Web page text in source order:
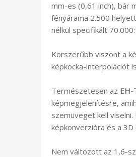
mm-es (0,61 inch), bár
fényárama 2.500
nélkül specifikált
Korszerűbb viszont a
képkocka-interpolációt
Természetesen az EH-
képmegjelenítésre,
szemüveget kell viselni.
képkonverzióra és a
Nem változott az 1,6-